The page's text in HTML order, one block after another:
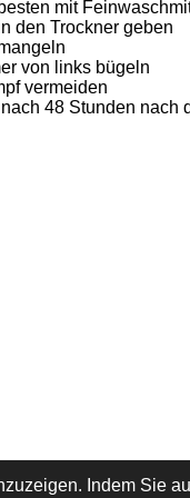
Indem Sie
mit
den Trockner geben
von links bügeln
vermeiden
48 Stunden nach